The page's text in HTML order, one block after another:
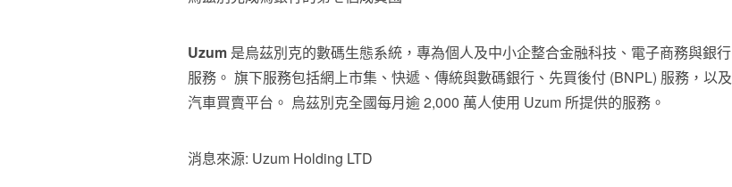
Uzum是烏茲別克的數碼生態系統，專為個人及中小企整合金融科技、電子商務與銀行
服務。 旗下服務包括網上市集、快遞、傳統與數碼銀行、先買後付 (BNPL) 服務，以及
汽車買賣平台。 烏茲別克全國每月逾 2,000 萬人使用 Uzum 所提供的服務。
消息來源: Uzum Holding LTD